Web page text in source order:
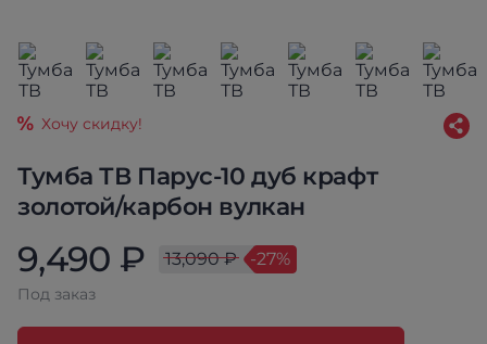
Тумба ТВ Парус-10 дуб крафт
золотой/карбон вулкан
Хочу скидку!
9,490 ₽ 13,090 ₽ -27%
Под заказ